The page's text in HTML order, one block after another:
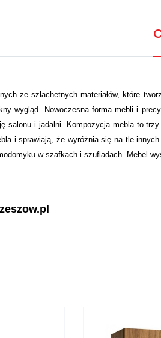
ze szlachetnych materiałów, które
wygląd. Nowoczesna forma mebli i
salonu i jadalni. Kompozycja mebla to
i sprawiają, że wyróżnia się na tle
w szafkach i szufladach. Mebel